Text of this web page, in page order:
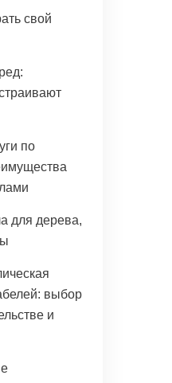
свой
по
для дерева,
выбор
и